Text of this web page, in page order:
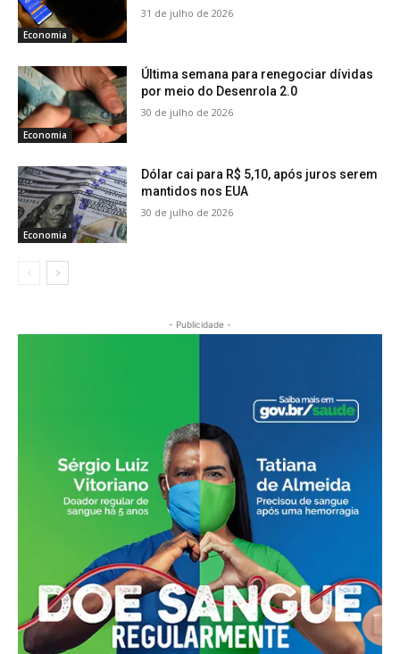
Economia
31 de julho de 2026
Economia
Última semana para renegociar dívidas
por meio do Desenrola 2.0
30 de julho de 2026
Economia
Dólar cai para R$ 5,10, após juros serem
mantidos nos EUA
30 de julho de 2026
- Publicidade -